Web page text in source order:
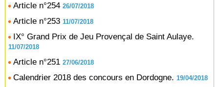
Article n°254 26/07/2018
Article n°253 11/07/2018
IX° Grand Prix de Jeu Provençal de Saint Aulaye.
11/07/2018
Article n°251 27/06/2018
Calendrier 2018 des concours en Dordogne. 19/04/2018